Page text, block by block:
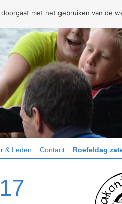
& Leden Contact Roefeldag
met het gebruiken van de